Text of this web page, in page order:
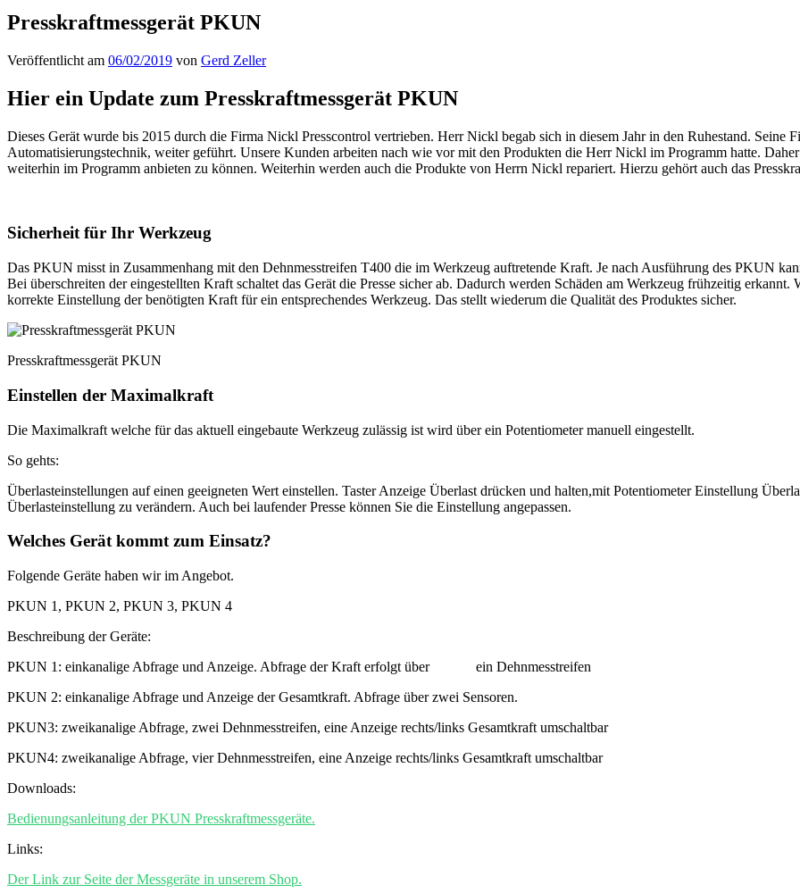
Presskraftmessgerät PKUN
Veröffentlicht am 06/02/2019 von Gerd Zeller
Hier ein Update zum Presskraftmessgerät PKUN
Dieses Gerät wurde bis 2015 durch die Firma Nickl Presscontrol vertrieben. Herr Nickl begab sich in diesem Jahr in den Ruhestand. Seine
Automatisierungstechnik, weiter geführt. Unsere Kunden arbeiten nach wie vor mit den Produkten die Herr Nickl im Programm hatte.
weiterhin im Programm anbieten zu können. Weiterhin werden auch die Produkte von Herrn Nickl repariert. Hierzu gehört auch das
Sicherheit für Ihr Werkzeug
Das PKUN misst in Zusammenhang mit den Dehnmesstreifen T400 die im Werkzeug auftretende Kraft. Je nach Ausführung des PKUN
Bei überschreiten der eingestellten Kraft schaltet das Gerät die Presse sicher ab. Dadurch werden Schäden am Werkzeug frühzeitig
korrekte Einstellung der benötigten Kraft für ein entsprechendes Werkzeug. Das stellt wiederum die Qualität des Produktes sicher.
Presskraftmessgerät PKUN
Einstellen der Maximalkraft
Die Maximalkraft welche für das aktuell eingebaute Werkzeug zulässig ist wird über ein Potentiometer manuell eingestellt.
So gehts:
Überlasteinstellungen auf einen geeigneten Wert einstellen. Taster Anzeige Überlast drücken und halten,mit Potentiometer Einstellung
Überlasteinstellung zu verändern. Auch bei laufender Presse können Sie die Einstellung angepassen.
Welches Gerät kommt zum Einsatz?
Folgende Geräte haben wir im Angebot.
PKUN 1, PKUN 2, PKUN 3, PKUN 4
Beschreibung der Geräte:
PKUN 1: einkanalige Abfrage und Anzeige. Abfrage der Kraft erfolgt über ein Dehnmesstreifen
PKUN 2: einkanalige Abfrage und Anzeige der Gesamtkraft. Abfrage über zwei Sensoren.
PKUN3: zweikanalige Abfrage, zwei Dehnmesstreifen, eine Anzeige rechts/links Gesamtkraft umschaltbar
PKUN4: zweikanalige Abfrage, vier Dehnmesstreifen, eine Anzeige rechts/links Gesamtkraft umschaltbar
Downloads:
Bedienungsanleitung der PKUN Presskraftmessgeräte.
Links:
Der Link zur Seite der Messgeräte in unserem Shop.